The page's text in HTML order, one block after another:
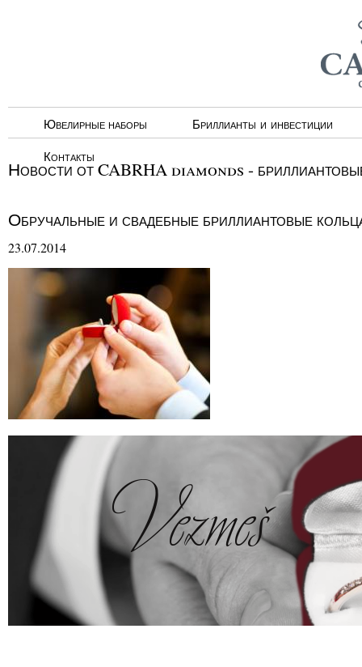
Ювелирные наборы
Бриллианты и инвестиции
Контакты
Новости от CABRHA diamonds -
Обручальные и свадебные бриллиантовые
23.07.2014